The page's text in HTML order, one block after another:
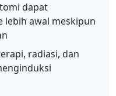
dapat
lebih awal meskipun
radiasi, dan